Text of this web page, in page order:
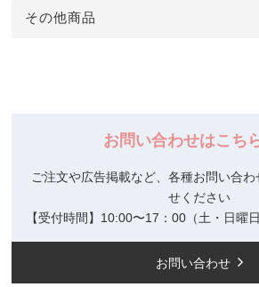
その他商品
お問い合わせはこち
ご注文や広告掲載など、各種お問い合
せください
【受付時間】10:00〜17：00（土・日曜
お問い合わせ